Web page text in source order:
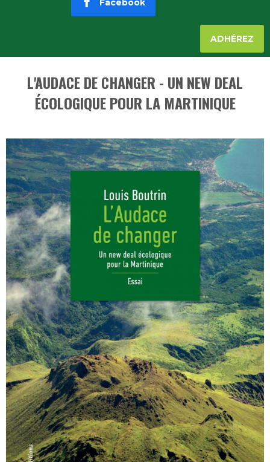
Facebook
ADHÉREZ
L'AUDACE DE CHANGER - UN NEW DEAL
ÉCOLOGIQUE POUR LA MARTINIQUE